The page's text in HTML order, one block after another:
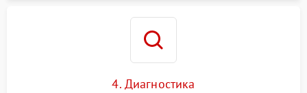
4. Диагностика